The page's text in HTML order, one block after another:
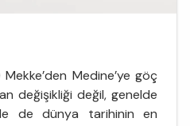
Medine’ye göç
değişikliği değil, genelde
de dünya tarihinin en